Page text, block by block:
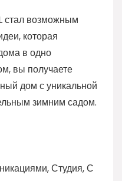
стал возможным
которая
в одно
вы получаете
дом с уникальной
зимним садом.
Студия, С